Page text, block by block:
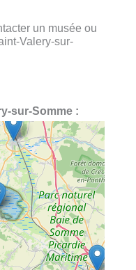
un musée ou
Valery-sur-
sur-Somme :